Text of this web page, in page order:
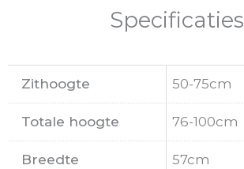
Specificaties
Zithoogte 50-75cm
Totale hoogte 76-100cm
Breedte 57cm